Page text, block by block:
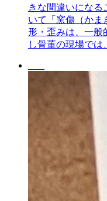
きな間違いになる
いて「窯傷（かま
形・歪みは、一般
し骨董の現場で